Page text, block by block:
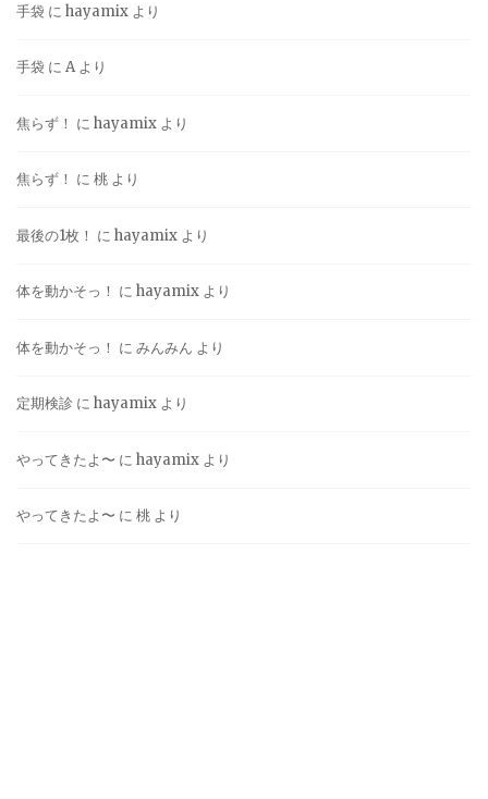
手袋 に hayamix より
手袋 に Aより
焦らず！ に hayamix より
焦らず！ に 桃 より
最後の1枚！ に hayamix より
体を動かそっ！ に hayamix より
体を動かそっ！ に みんみん より
定期検診 に hayamix より
やってきたよ〜 に hayamix より
やってきたよ〜 に 桃 より